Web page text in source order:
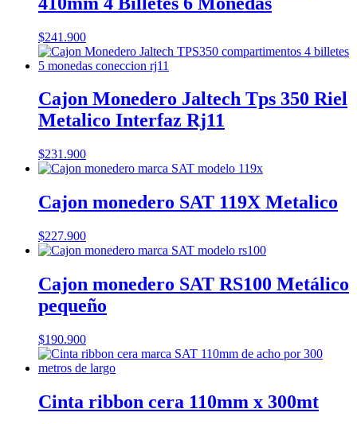
$241.900
Cajon Monedero Jaltech Tps 350 Riel
Metalico Interfaz Rj11
$231.900
Cajon monedero SAT 119X Metalico
$227.900
Cajon monedero SAT RS100 Metálico
pequeño
$190.900
Cinta ribbon cera 110mm x 300mt